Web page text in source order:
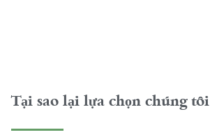
Tại sao lại lựa chọn chúng tôi